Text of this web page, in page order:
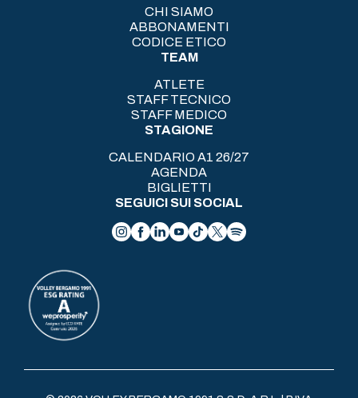
CHI SIAMO
ABBONAMENTI
CODICE ETICO
TEAM
ATLETE
STAFF TECNICO
STAFF MEDICO
STAGIONE
CALENDARIO A1 26/27
AGENDA
BIGLIETTI
SEGUICI SUI SOCIAL